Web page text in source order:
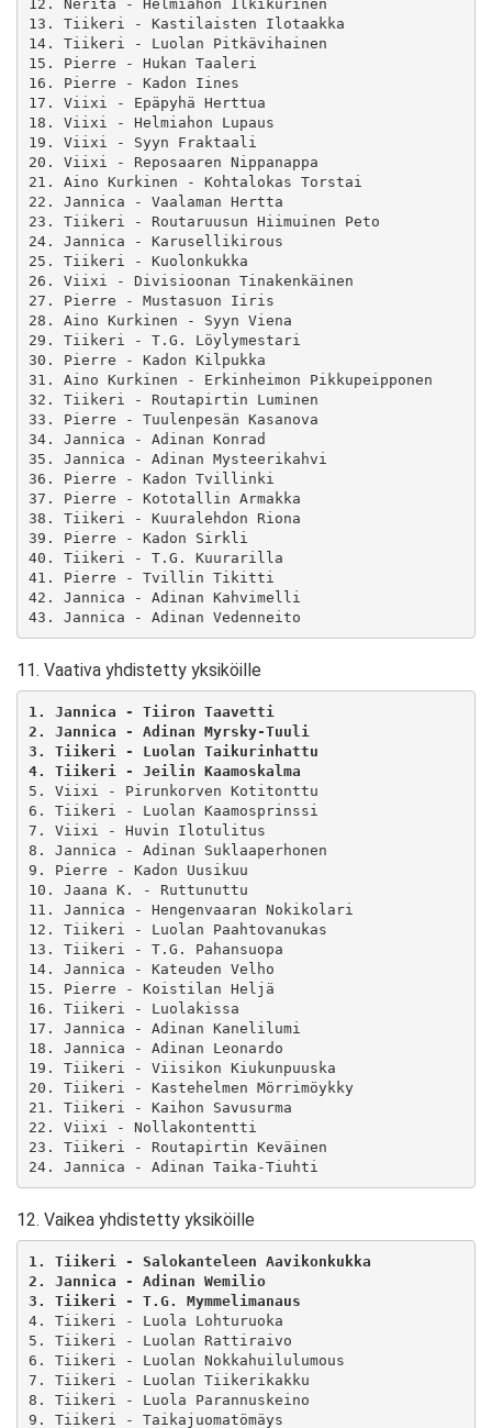
12. Nerita - Helmiahon Ilkikurinen
13. Tiikeri - Kastilaisten Ilotaakka
14. Tiikeri - Luolan Pitkävihainen
15. Pierre - Hukan Taaleri
16. Pierre - Kadon Iines
17. Viixi - Epäpyhä Herttua
18. Viixi - Helmiahon Lupaus
19. Viixi - Syyn Fraktaali
20. Viixi - Reposaaren Nippanappa
21. Aino Kurkinen - Kohtalokas Torstai
22. Jannica - Vaalaman Hertta
23. Tiikeri - Routaruusun Hiimuinen Peto
24. Jannica - Karusellikirous
25. Tiikeri - Kuolonkukka
26. Viixi - Divisioonan Tinakenkäinen
27. Pierre - Mustasuon Iiris
28. Aino Kurkinen - Syyn Viena
29. Tiikeri - T.G. Löylymestari
30. Pierre - Kadon Kilpukka
31. Aino Kurkinen - Erkinheimon Pikkupeipponen
32. Tiikeri - Routapirtin Luminen
33. Pierre - Tuulenpesän Kasanova
34. Jannica - Adinan Konrad
35. Jannica - Adinan Mysteerikahvi
36. Pierre - Kadon Tvillinki
37. Pierre - Kototallin Armakka
38. Tiikeri - Kuuralehdon Riona
39. Pierre - Kadon Sirkli
40. Tiikeri - T.G. Kuurarilla
41. Pierre - Tvillin Tikitti
42. Jannica - Adinan Kahvimelli
11. Vaativa yhdistetty yksiköille
1. Jannica - Tiiron Taavetti
2. Jannica - Adinan Myrsky-Tuuli
3. Tiikeri - Luolan Taikurinhattu
4. Tiikeri - Jeilin Kaamoskalma
5. Viixi - Pirunkorven Kotitonttu
6. Tiikeri - Luolan Kaamosprinssi
7. Viixi - Huvin Ilotulitus
8. Jannica - Adinan Suklaaperhonen
9. Pierre - Kadon Uusikuu
10. Jaana K. - Ruttunuttu
11. Jannica - Hengenvaaran Nokikolari
12. Tiikeri - Luolan Paahtovanukas
13. Tiikeri - T.G. Pahansuopa
14. Jannica - Kateuden Velho
15. Pierre - Koistilan Heljä
16. Tiikeri - Luolakissa
17. Jannica - Adinan Kanelilumi
18. Jannica - Adinan Leonardo
19. Tiikeri - Viisikon Kiukunpuuska
20. Tiikeri - Kastehelmen Mörrimöykky
21. Tiikeri - Kaihon Savusurma
22. Viixi - Nollakontentti
23. Tiikeri - Routapirtin Keväinen
12. Vaikea yhdistetty yksiköille
1. Tiikeri - Salokanteleen Aavikonkukka
2. Jannica - Adinan Wemilio
3. Tiikeri - T.G. Mymmelimanaus
4. Tiikeri - Luola Lohturuoka
5. Tiikeri - Luolan Rattiraivo
6. Tiikeri - Luolan Nokkahuilulumous
7. Tiikeri - Luolan Tiikerikakku
8. Tiikeri - Luola Parannuskeino
9. Tiikeri - Taikajuomatömäys